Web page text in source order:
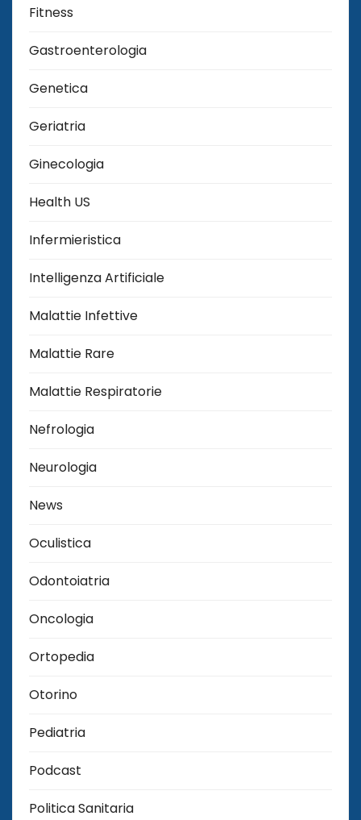
Fitness
Gastroenterologia
Genetica
Geriatria
Ginecologia
Health US
Infermieristica
Intelligenza Artificiale
Malattie Infettive
Malattie Rare
Malattie Respiratorie
Nefrologia
Neurologia
News
Oculistica
Odontoiatria
Oncologia
Ortopedia
Otorino
Pediatria
Podcast
Politica Sanitaria